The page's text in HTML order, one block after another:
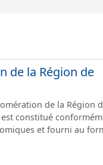
de la Région de
de la Région
constitué
et fourni au